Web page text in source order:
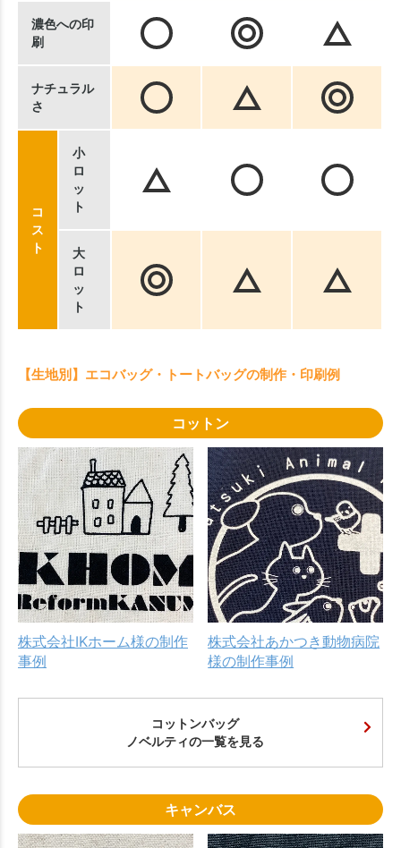
濃色への印
刷
ナチュラル
さ
コ
ス
ト
小
ロ
ッ
ト
大
ロ
ッ
ト
【生地別】エコバッグ・トートバッグの制作・印刷例
コットン
株式会社IKホーム様の制作
事例
株式会社あかつき動物病院
様の制作事例
コットンバッグ
ノベルティの一覧を見る
キャンバス